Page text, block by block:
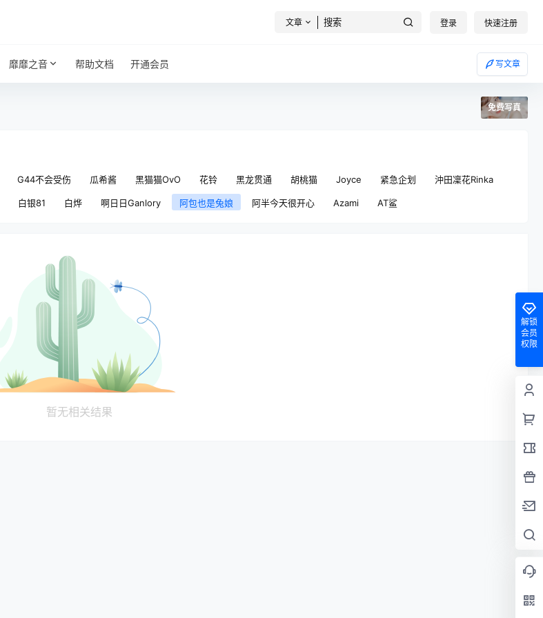
文章 登录 快速注册
靡靡之音 帮助文档 开通会员 写文章
免费写真
G44不会受伤 瓜希酱 黑猫猫OvO 花铃 黑龙贯通 胡桃猫 Joyce 紧急企划 沖田凜花Rinka
白银81 白烨 啊日日Ganlory 阿包也是兔娘 阿半今天很开心 Azami AT鲨
暂无相关结果
解锁
会员
权限